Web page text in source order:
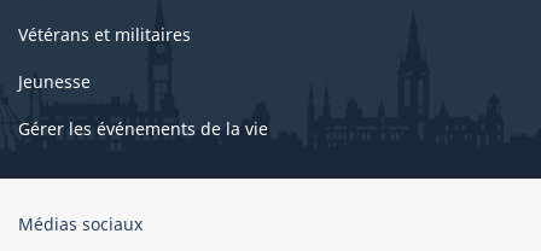
Vétérans et militaires
Jeunesse
Gérer les événements de la vie
Organisation
Médias sociaux